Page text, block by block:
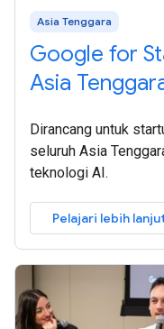
Asia Tenggara
Google for
Asia
Dirancang untuk
seluruh Asia
teknologi AI.
Pelajari lebih